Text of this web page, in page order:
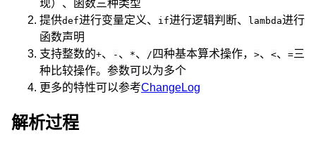
现）、函数三种类型
提供def进行变量定义、 if进行逻辑判断、 lambda进行
函数声明
支持整数的+、 - 、 *、 / 四种基本算术操作， >、 <、 =三
种比较操作。参数可以为多个
更多的特性可以参考ChangeLog
解析过程